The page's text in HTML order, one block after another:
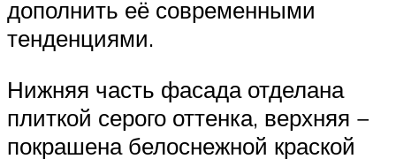
дополнить её современными
тенденциями.
Нижняя часть фасада отделана
плиткой серого оттенка, верхняя −
покрашена белоснежной краской